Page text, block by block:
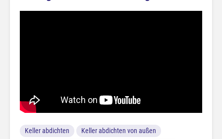
Keller abdichten
Keller abdichten von außen